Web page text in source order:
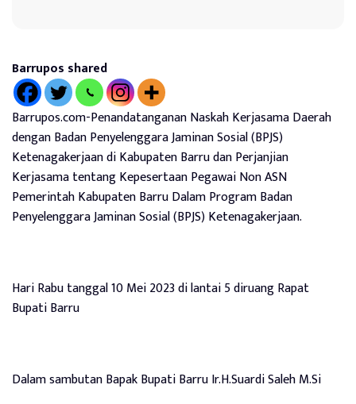
Barrupos shared
Barrupos.com-Penandatanganan Naskah Kerjasama Daerah
dengan Badan Penyelenggara Jaminan Sosial (BPJS)
Ketenagakerjaan di Kabupaten Barru dan Perjanjian
Kerjasama tentang Kepesertaan Pegawai Non ASN
Pemerintah Kabupaten Barru Dalam Program Badan
Penyelenggara Jaminan Sosial (BPJS) Ketenagakerjaan.
Hari Rabu tanggal 10 Mei 2023 di lantai 5 diruang Rapat
Bupati Barru
Dalam sambutan Bapak Bupati Barru Ir.H.Suardi Saleh M.Si